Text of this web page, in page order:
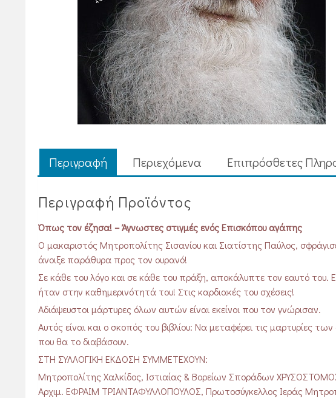
Περιγραφή Περιεχόμενα Επιπρόσθετες
Περιγραφή Προϊόντος
Όπως τον έζησα! – Άγνωστες στιγμές ενός Επισκόπου αγάπης
Ο μακαριστός Μητροπολίτης Σισανίου και Σιατίστης Παύλος,
άνοιξε παράθυρα προς τον ουρανό!
Σε κάθε του λόγο και σε κάθε του πράξη, αποκάλυπτε τον εαυτό του.
ήταν στην καθημερινότητά του! Στις καρδιακές του σχέσεις!
Αδιάψευστοι μάρτυρες όλων αυτών είναι εκείνοι που τον γνώρισαν.
Αυτός είναι και ο σκοπός του βιβλίου: Να μεταφέρει τις μαρτυρίες
που θα το διαβάσουν.
ΣΤΗ ΣΥΛΛΟΓΙΚΗ ΕΚΔΟΣΗ ΣΥΜΜΕΤΕΧΟΥΝ:
Μητροπολίτης Χαλκίδος, Ιστιαίας & Βορείων Σποράδων
Αρχιμ. ΕΦΡΑΙΜ ΤΡΙΑΝΤΑΦΥΛΛΟΠΟΥΛΟΣ, Πρωτοσύγκελλος Ιεράς